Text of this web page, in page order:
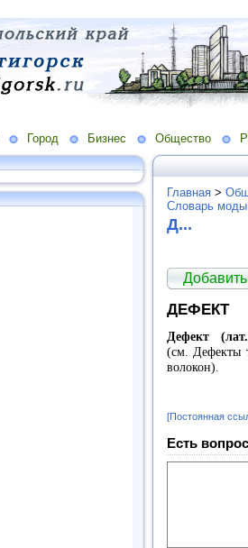
Город Бизнес Общество
Главная >
Словарь
Д...
ДЕФЕКТ
Дефект
(см. Дефекты
волокон).
[Постоянная
Есть